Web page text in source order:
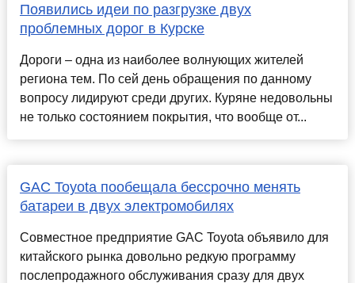
Появились идеи по разгрузке двух
проблемных дорог в Курске
Дороги – одна из наиболее волнующих жителей
региона тем. По сей день обращения по данному
вопросу лидируют среди других. Куряне недовольны
не только состоянием покрытия, что вообще от...
GAC Toyota пообещала бессрочно менять
батареи в двух электромобилях
Совместное предприятие GAC Toyota объявило для
китайского рынка довольно редкую программу
послепродажного обслуживания сразу для двух